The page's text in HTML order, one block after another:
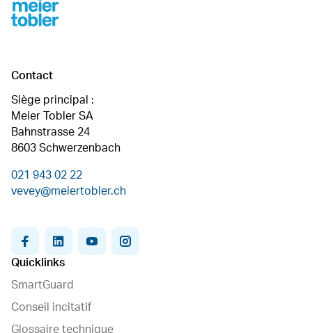
Footer
Contact
Siège principal :
Meier Tobler SA
Bahnstrasse 24
8603 Schwerzenbach
021 943 02 22
vevey@meiertobler.ch
facebooklinkedin youtubeinstagram
Quicklinks
SmartGuard
Conseil incitatif
Glossaire technique